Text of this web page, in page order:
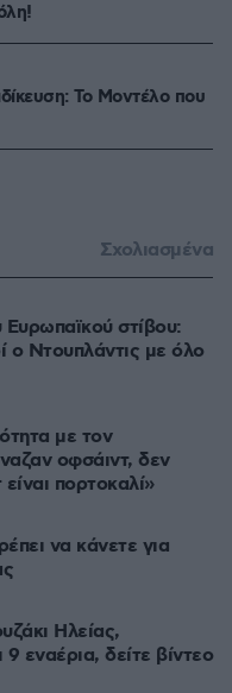
Το Mοντέλο που
Σχολιασμένα
στίβου:
ο Ντουπλάντις με όλο
με τον
οφσάιντ, δεν
πορτοκαλί»
να κάνετε για
Ηλείας,
εναέρια, δείτε βίντεο